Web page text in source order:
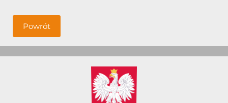
Powrót